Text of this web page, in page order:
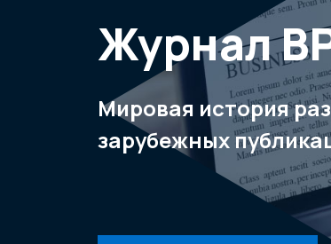
Журнал
Мировая история
зарубежных